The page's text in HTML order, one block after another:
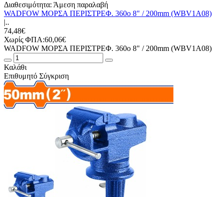
Διαθεσιμότητα: Άμεση παραλαβή
WADFOW ΜΟΡΣΑ ΠΕΡΙΣΤΡΕΦ. 360o 8" / 200mm (WBV1A08)
|..
74,48€
Χωρίς ΦΠΑ:60,06€
WADFOW ΜΟΡΣΑ ΠΕΡΙΣΤΡΕΦ. 360o 8" / 200mm (WBV1A08)
Καλάθι
Επιθυμητό Σύγκριση